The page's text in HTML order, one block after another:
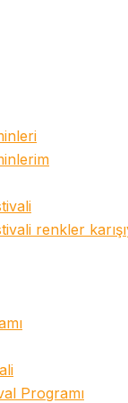
renkler
Programı